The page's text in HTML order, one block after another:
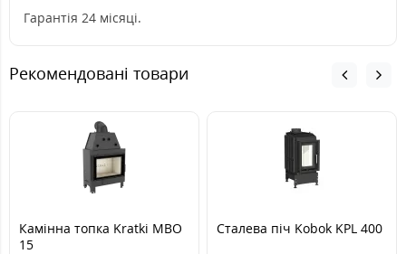
Гарантія 24 місяці.
Рекомендовані товари
Камінна топка Kratki MBO
15
Cталева піч Kobok KPL 400